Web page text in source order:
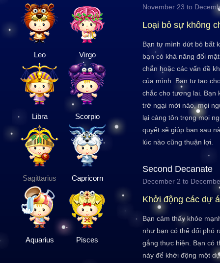
Leo Virgo
Libra Scorpio
Sagittarius Capricorn
Aquarius Pisces
November 23 to
Loại bỏ sự không
Bạn tự mình dứt bỏ bất
bạn có khả năng đối
chắn hoặc các vấn đề
của mình. Bạn tự tạo
chắc cho tương lai. Bạn
trở ngại mới nào, mọi
lại càng tôn trọng mọi
quyết sẽ giúp bạn sau
lúc nào cũng thuận lợi.
Second Decanate
December 2 to
Khởi động các dự
Bạn cảm thấy khỏe
như bạn có thể đối phó
gắng thực hiện. Bạn có
này để khởi động một